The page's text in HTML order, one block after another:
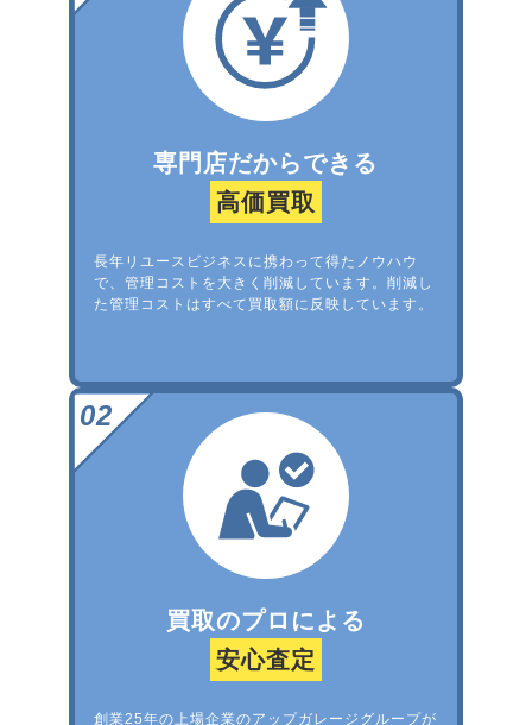
専門店だからできる
高価買取
長年リユースビジネスに携わって得たノウハウ
で、管理コストを大きく削減しています。削減し
た管理コストはすべて買取額に反映しています。
買取のプロによる
安心査定
創業25年の上場企業のアップガレージグループが